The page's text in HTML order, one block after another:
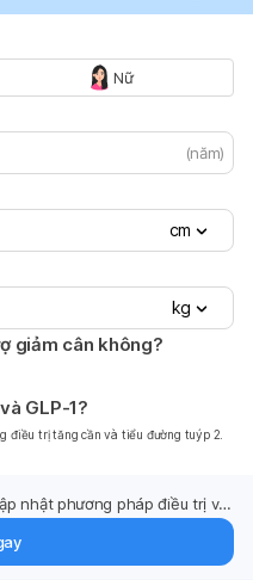
Nữ
(năm)
cm
kg
giảm cân không?
GLP-1?
điều trị tăng cần và tiểu đường tuýp 2.
nhật phương pháp điều trị và